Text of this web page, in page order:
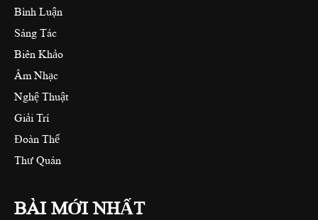
Bình Luận
Sáng Tác
Biên Khảo
Âm Nhạc
Nghệ Thuật
Giải Trí
Đoàn Thể
Thư Quán
BÀI MỚI NHẤT